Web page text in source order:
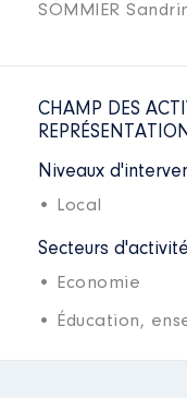
SOMMIER
CHAMP DES
Niveaux
• Local
Secteurs
• Economie
• Éducation,